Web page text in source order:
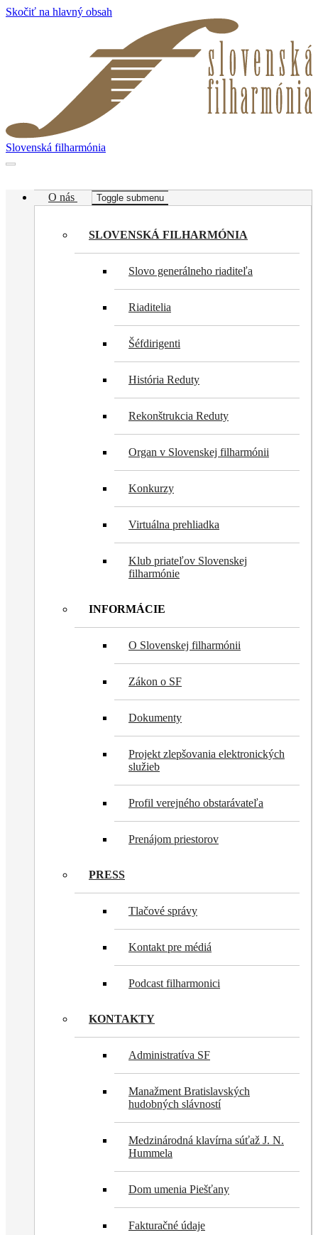
Skočiť na hlavný obsah
Slovenská filharmónia
O nás Toggle submenu
SLOVENSKÁ FILHARMÓNIA
Slovo generálneho riaditeľa
Riaditelia
Šéfdirigenti
História Reduty
Rekonštrukcia Reduty
Organ v Slovenskej filharmónii
Konkurzy
Virtuálna prehliadka
Klub priateľov Slovenskej
filharmónie
INFORMÁCIE
O Slovenskej filharmónii
Zákon o SF
Dokumenty
Projekt zlepšovania elektronických
služieb
Profil verejného obstarávateľa
Prenájom priestorov
PRESS
Tlačové správy
Kontakt pre médiá
Podcast filharmonici
KONTAKTY
Administratíva SF
Manažment Bratislavských
hudobných slávností
Medzinárodná klavírna súťaž J. N.
Hummela
Dom umenia Piešťany
Fakturačné údaje